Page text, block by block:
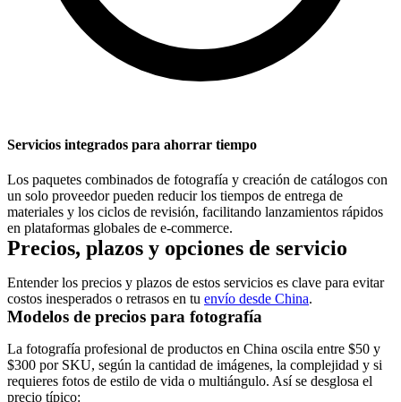
Servicios integrados para ahorrar tiempo
Los paquetes combinados de fotografía y creación de catálogos con
un solo proveedor pueden reducir los tiempos de entrega de
materiales y los ciclos de revisión, facilitando lanzamientos rápidos
en plataformas globales de e-commerce.
Precios, plazos y opciones de servicio
Entender los precios y plazos de estos servicios es clave para evitar
costos inesperados o retrasos en tu envío desde China.
Modelos de precios para fotografía
La fotografía profesional de productos en China oscila entre $50 y
$300 por SKU, según la cantidad de imágenes, la complejidad y si
requieres fotos de estilo de vida o multiángulo. Así se desglosa el
precio típico: